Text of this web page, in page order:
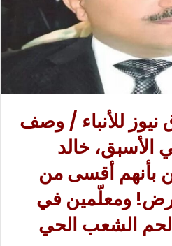
للأنباء / وصف
الأسبق، خالد
بأنهم أقسى من
ومعلّمين في
لحم الشعب الحي